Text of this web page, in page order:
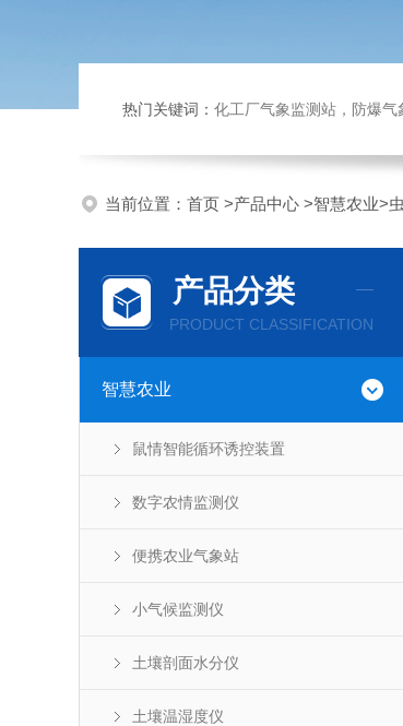
热门关键词： 化工厂气象监测站，防爆气象
当前位置： 首页 >产品中心 >智慧农业>
产品分类
PRODUCT CLASSIFICATION
智慧农业
鼠情智能循环诱控装置
数字农情监测仪
便携农业气象站
小气候监测仪
土壤剖面水分仪
土壤温湿度仪